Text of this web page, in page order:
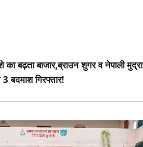
बढ़ता बाजार,ब्राउन शुगर व नेपाली मुद्रा
बदमाश गिरफ्तार!